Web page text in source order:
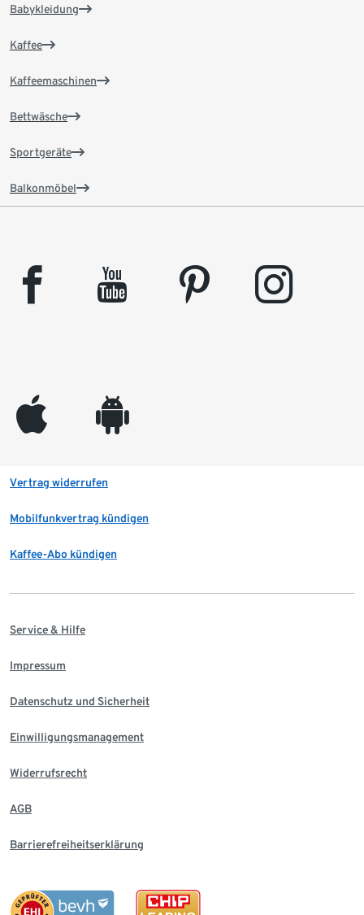
Babykleidung
Kaffee
Kaffeemaschinen
Bettwäsche
Sportgeräte
Balkonmöbel
facebook youtube pinterest instagram
appleinc android
Vertrag widerrufen
Mobilfunkvertrag kündigen
Kaffee-Abo kündigen
Service & Hilfe
Impressum
Datenschutz und Sicherheit
Einwilligungsmanagement
Widerrufsrecht
AGB
Barrierefreiheitserklärung